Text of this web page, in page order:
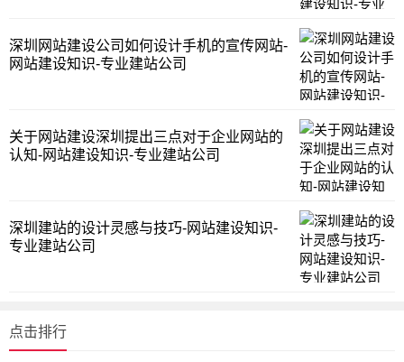
​深圳网站建设公司如何设计手机的宣传网站-
网站建设知识-专业建站公司
​关于网站建设深圳提出三点对于企业网站的
认知-网站建设知识-专业建站公司
​深圳建站的设计灵感与技巧-网站建设知识-
专业建站公司
点击排行